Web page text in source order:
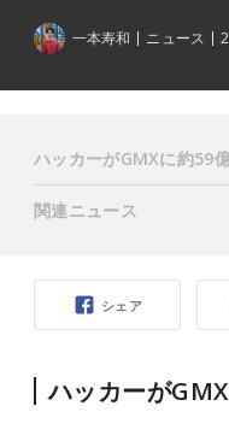
一本寿和 ニュース
シェア
ハッカーが
ハッカーがGMXに約59
関連ニュース